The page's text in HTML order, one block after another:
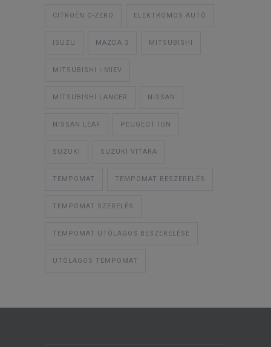
CITROËN C-ZERO ELEKTROMOS AUTÓ
ISUZU MAZDA 3 MITSUBISHI
MITSUBISHI I-MIEV
MITSUBISHI LANCER NISSAN
NISSAN LEAF PEUGEOT ION
SUZUKI SUZUKI VITARA
TEMPOMAT TEMPOMAT BESZERELÉS
TEMPOMAT SZERELÉS
TEMPOMAT UTÓLAGOS BESZERELÉSE
UTÓLAGOS TEMPOMAT